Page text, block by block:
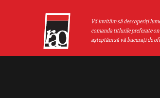
Vă invităm să descoperiţi
comanda titlurile preferate
aşteptăm să vă bucuraţi de